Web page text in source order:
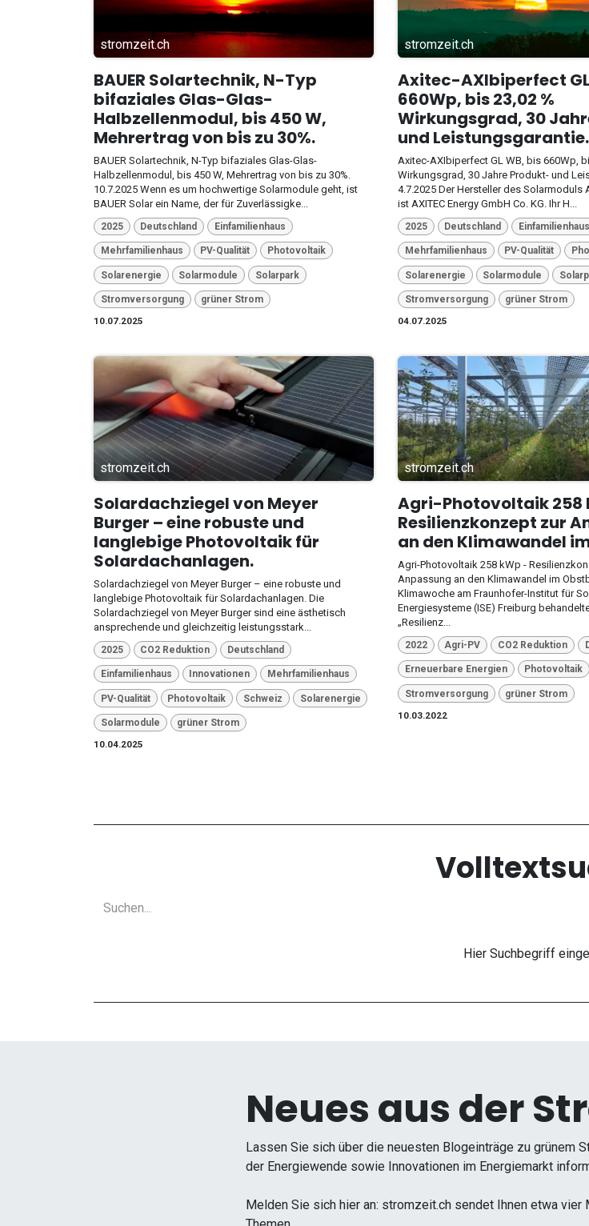
stromzeit.ch
BAUER Solartechnik, N-Typ
bifaziales Glas-Glas-
Halbzellenmodul, bis 450 W,
Mehrertrag von bis zu 30%.
BAUER Solartechnik, N-Typ bifaziales Glas-Glas-
Halbzellenmodul, bis 450 W, Mehrertrag von bis zu 30%.
10.7.2025 Wenn es um hochwertige Solarmodule geht, ist
BAUER Solar ein Name, der für Zuverlässigke...
2025 Deutschland Einfamilienhaus
Mehrfamilienhaus PV-Qualität Photovoltaik
Solarenergie Solarmodule Solarpark
Stromversorgung
grüner Strom
10.07.2025
stromzeit.ch
Axitec-AXIbiperfect
660Wp, bis 23,02 %
Wirkungsgrad, 30
und Leistungsgarantie.
Axitec-AXIbiperfect GL WB, bis 660Wp,
Wirkungsgrad, 30 Jahre Produkt- und
4.7.2025 Der Hersteller des Solarmoduls
ist AXITEC Energy GmbH Co. KG. Ihr H...
2025 Deutschland Einfamilienhaus
Mehrfamilienhaus PV-Qualität
Solarenergie Solarmodule
Stromversorgung
grüner Strom
04.07.2025
stromzeit.ch
Solardachziegel von Meyer
Burger – eine robuste und
langlebige Photovoltaik für
Solardachanlagen.
Solardachziegel von Meyer Burger – eine robuste und
langlebige Photovoltaik für Solardachanlagen. Die
Solardachziegel von Meyer Burger sind eine ästhetisch
ansprechende und gleichzeitig leistungsstark...
2025 CO2 Reduktion Deutschland
Einfamilienhaus Innovationen Mehrfamilienhaus
PV-Qualität Photovoltaik Schweiz Solarenergie
Solarmodule
grüner Strom
10.04.2025
stromzeit.ch
Agri-Photovoltaik 258
Resilienzkonzept zur
an den Klimawandel
Agri-Photovoltaik 258 kWp -
Anpassung an den Klimawandel im
Klimawoche am Fraunhofer-Institut für
Energiesysteme (ISE) Freiburg
„Resilienz...
2022 Agri-PV CO2 Reduktion
Erneuerbare Energien Photovoltaik
Stromversorgung
grüner Strom
10.03.2022
Hier Suchbegriff
Neues aus der
Lassen Sie sich über die neuesten Blogeinträge zu grünem
der Energiewende sowie Innovationen im Energiemarkt
Melden Sie sich hier an: stromzeit.ch sendet Ihnen etwa